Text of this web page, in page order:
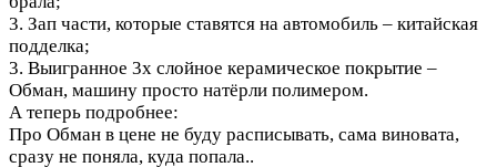
3. Зап части, которые ставятся на автомобиль – китайская
подделка;
3. Выигранное 3х слойное керамическое покрытие –
Обман, машину просто натёрли полимером.
А теперь подробнее:
Про Обман в цене не буду расписывать, сама виновата,
сразу не поняла, куда попала..